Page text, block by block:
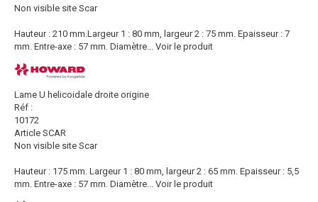
Non visible site Scar
Hauteur : 210 mm.Largeur 1 : 80 mm, largeur 2 : 75 mm. Epaisseur : 7
mm. Entre-axe : 57 mm. Diamètre... Voir le produit
Lame U helicoidale droite origine
Réf :
10172
Article SCAR
Non visible site Scar
Hauteur : 175 mm. Largeur 1 : 80 mm, largeur 2 : 65 mm. Epaisseur : 5,5
mm. Entre-axe : 57 mm. Diamètre... Voir le produit